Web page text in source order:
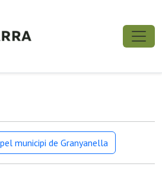
municipi de Granyanella